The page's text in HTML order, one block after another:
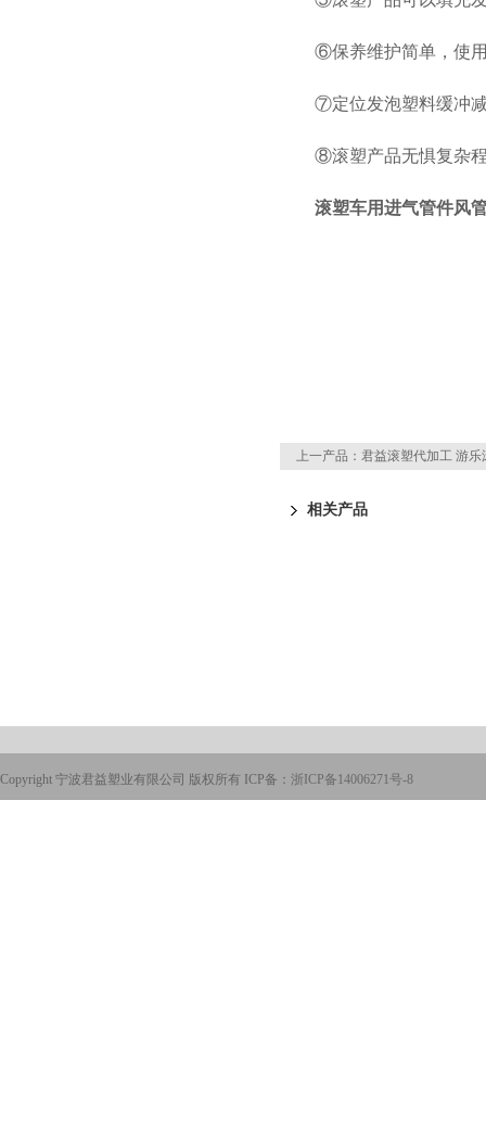
⑥保养维护简单，使用
⑦定位发泡塑料缓冲减
⑧滚塑产品无惧复杂程
滚塑车用进气管件风
上一产品： 君益滚塑代加工 游乐
相关产品
Copyright 宁波君益塑业有限公司 版权所有 ICP备： 浙ICP备14006271号-8